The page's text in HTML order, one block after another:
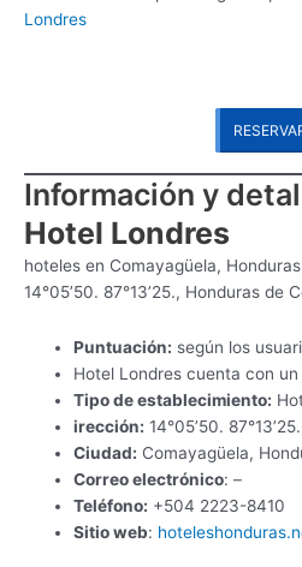
Londres
Información y
Hotel Londres
hoteles en Comayagüela,
14°05’50. 87°13’25., Honduras de
Puntuación: según los
Hotel Londres cuenta con
Tipo de establecimiento:
irección: 14°05’50.
Ciudad: Comayagüela,
Correo electrónico: –
Teléfono: +504 2223-8410
Sitio web: